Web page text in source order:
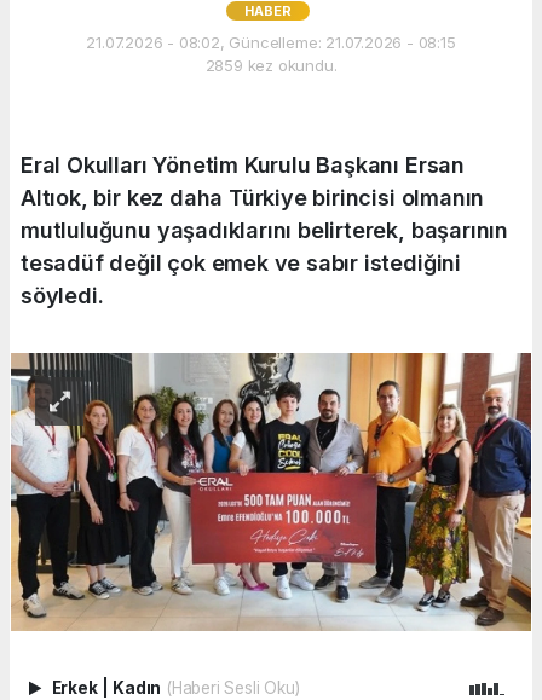
HABER
21.07.2026 - 08:02, Güncelleme: 21.07.2026 - 08:15
2859 kez okundu.
Eral Okulları Yönetim Kurulu Başkanı Ersan
Altıok, bir kez daha Türkiye birincisi olmanın
mutluluğunu yaşadıklarını belirterek, başarının
tesadüf değil çok emek ve sabır istediğini
söyledi.
Erkek Kadın (Haberi Sesli Oku)